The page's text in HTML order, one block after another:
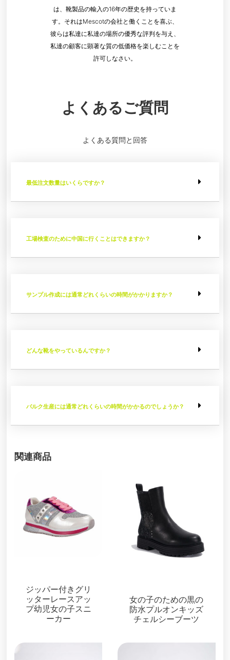
は、靴製品の輸入の16年の歴史を持っていま
す。それはMescotの会社と働くことを喜ぶ、
彼らは私達に私達の場所の優秀な評判を与え、
私達の顧客に顕著な質の低価格を楽しむことを
許可しなさい。
よくあるご質問
よくある質問と回答
最低注文数量はいくらですか？
工場検査のために中国に行くことはできますか？
サンプル作成には通常どれくらいの時間がかかりますか？
どんな靴をやっているんですか？
バルク生産には通常どれくらいの時間がかかるのでしょうか？
関連商品
ジッパー付きグリ
ッターレースアッ
プ幼児女の子スニ
ーカー
女の子のための黒の
防水プルオンキッズ
チェルシーブーツ